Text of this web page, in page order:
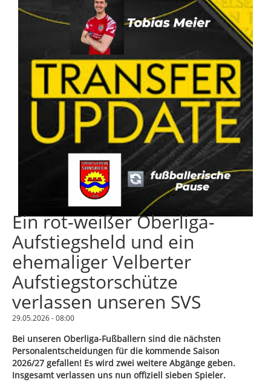
Ein rot-weißer Oberliga-
Aufstiegsheld und ein
ehemaliger Velberter
Aufstiegstorschütze
verlassen unseren SVS
29.05.2026 - 08:00
Bei unseren Oberliga-Fußballern sind die nächsten
Personalentscheidungen für die kommende Saison
2026/27 gefallen! Es wird zwei weitere Abgänge geben.
Insgesamt verlassen uns nun offiziell sieben Spieler.